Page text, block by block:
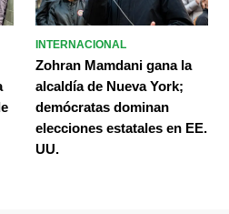
INTERNACIONAL
Zohran Mamdani gana la
alcaldía de Nueva York;
demócratas dominan
elecciones estatales en EE.
UU.